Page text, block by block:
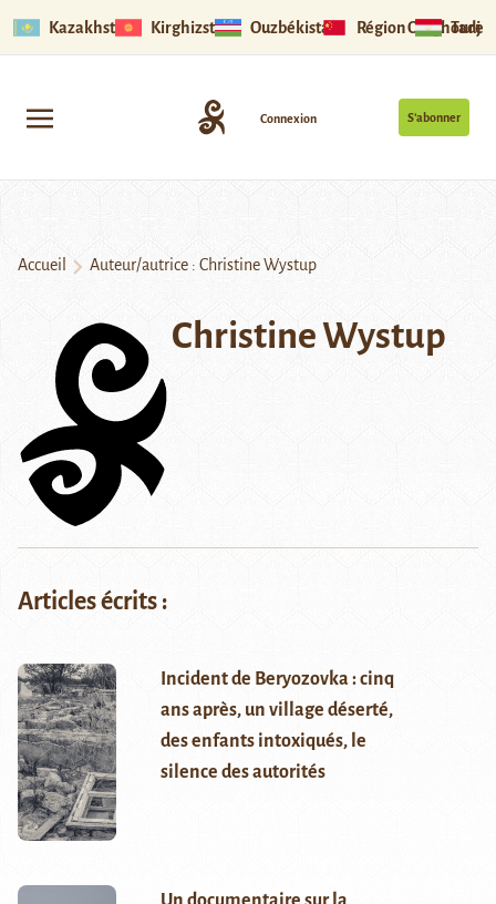
Kazakhstan Kirghizstan Ouzbékistan Région Ouïghoure
S’abonner
Connexion
Accueil Auteur/autrice : Christine Wystup
Christine Wystup
Articles écrits :
Incident de Beryozovka : cinq
ans après, un village déserté,
des enfants intoxiqués, le
silence des autorités